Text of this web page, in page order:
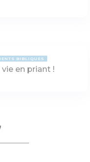
BIBLIQUES
en priant !